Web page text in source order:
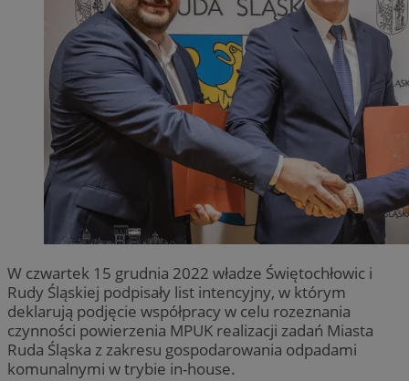
W czwartek 15 grudnia 2022 władze Świętochłowic i
Rudy Śląskiej podpisały list intencyjny, w którym
deklarują podjęcie współpracy w celu rozeznania
czynności powierzenia MPUK realizacji zadań Miasta
Ruda Śląska z zakresu gospodarowania odpadami
komunalnymi w trybie in-house.